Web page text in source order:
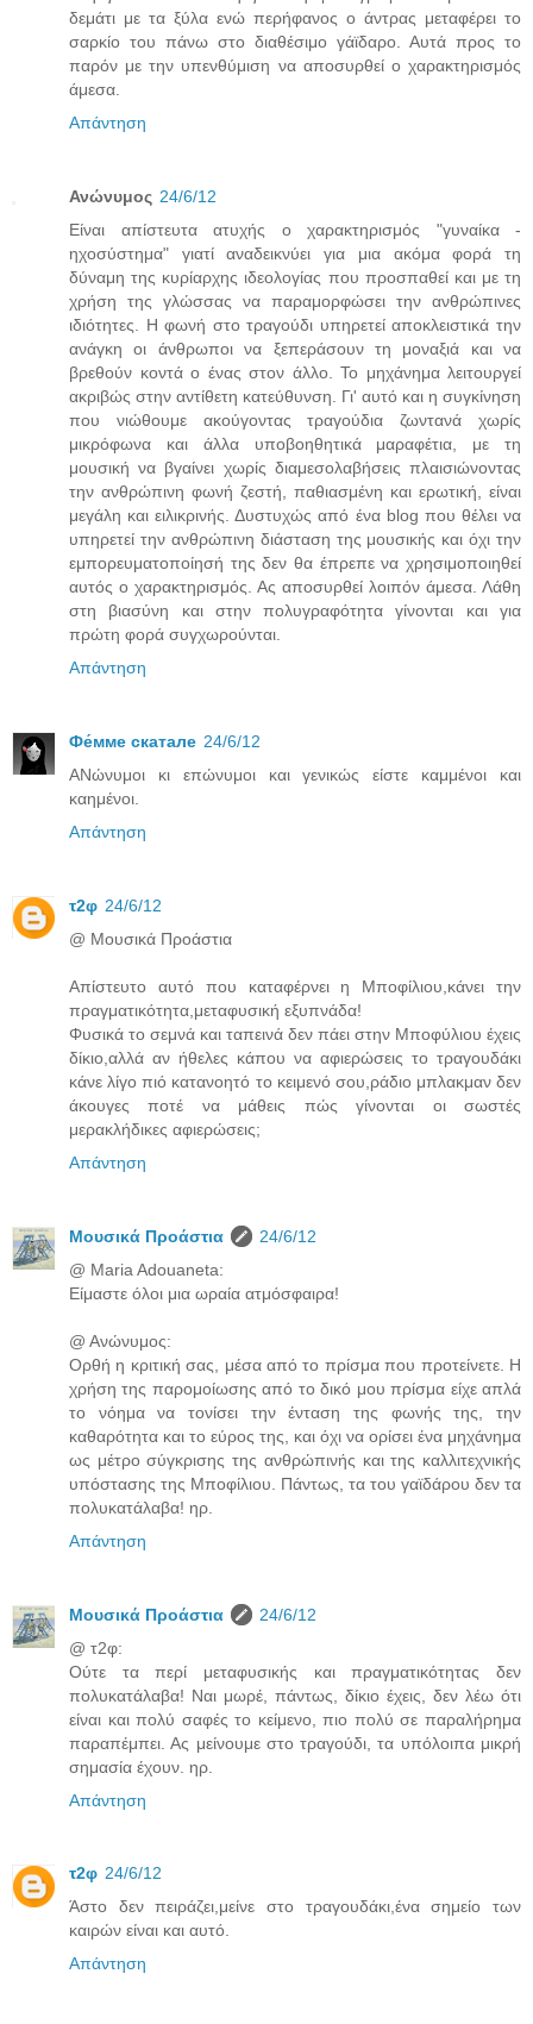
δεμάτι με τα ξύλα ενώ περήφανος ο άντρας μεταφέρει το
σαρκίο του πάνω στο διαθέσιμο γάϊδαρο. Αυτά προς το
παρόν με την υπενθύμιση να αποσυρθεί ο χαρακτηρισμός
άμεσα.
Απάντηση
Ανώνυμος 24/6/12
Είναι απίστευτα ατυχής ο χαρακτηρισμός "γυναίκα -
ηχοσύστημα" γιατί αναδεικνύει για μια ακόμα φορά τη
δύναμη της κυρίαρχης ιδεολογίας που προσπαθεί και με τη
χρήση της γλώσσας να παραμορφώσει την ανθρώπινες
ιδιότητες. Η φωνή στο τραγούδι υπηρετεί αποκλειστικά την
ανάγκη οι άνθρωποι να ξεπεράσουν τη μοναξιά και να
βρεθούν κοντά ο ένας στον άλλο. Το μηχάνημα λειτουργεί
ακριβώς στην αντίθετη κατεύθυνση. Γι' αυτό και η συγκίνηση
που νιώθουμε ακούγοντας τραγούδια ζωντανά χωρίς
μικρόφωνα και άλλα υποβοηθητικά μαραφέτια, με τη
μουσική να βγαίνει χωρίς διαμεσολαβήσεις πλαισιώνοντας
την ανθρώπινη φωνή ζεστή, παθιασμένη και ερωτική, είναι
μεγάλη και ειλικρινής. Δυστυχώς από ένα blog που θέλει να
υπηρετεί την ανθρώπινη διάσταση της μουσικής και όχι την
εμπορευματοποίησή της δεν θα έπρεπε να χρησιμοποιηθεί
αυτός ο χαρακτηρισμός. Ας αποσυρθεί λοιπόν άμεσα. Λάθη
στη βιασύνη και στην πολυγραφότητα γίνονται και για
πρώτη φορά συγχωρούνται.
Απάντηση
Фе́ммe скатале 24/6/12
ΑΝώνυμοι κι επώνυμοι και γενικώς είστε καμμένοι και
καημένοι.
Απάντηση
τ2φ 24/6/12
@ Μουσικά Προάστια
Απίστευτο αυτό που καταφέρνει η Μποφίλιου,κάνει την
πραγματικότητα,μεταφυσική εξυπνάδα!
Φυσικά το σεμνά και ταπεινά δεν πάει στην Μποφύλιου έχεις
δίκιο,αλλά αν ήθελες κάπου να αφιερώσεις το τραγουδάκι
κάνε λίγο πιό κατανοητό το κειμενό σου,ράδιο μπλακμαν δεν
άκουγες ποτέ να μάθεις πώς γίνονται οι σωστές
μερακλήδικες αφιερώσεις;
Απάντηση
Μουσικά Προάστια
24/6/12
@ Maria Adouaneta:
Είμαστε όλοι μια ωραία ατμόσφαιρα!
@ Ανώνυμος:
Ορθή η κριτική σας, μέσα από το πρίσμα που προτείνετε. Η
χρήση της παρομοίωσης από το δικό μου πρίσμα είχε απλά
το νόημα να τονίσει την ένταση της φωνής της, την
καθαρότητα και το εύρος της, και όχι να ορίσει ένα μηχάνημα
ως μέτρο σύγκρισης της ανθρώπινής και της καλλιτεχνικής
υπόστασης της Μποφίλιου. Πάντως, τα του γαϊδάρου δεν τα
πολυκατάλαβα! ηρ.
Απάντηση
Μουσικά Προάστια
24/6/12
@ τ2φ:
Ούτε τα περί μεταφυσικής και πραγματικότητας δεν
πολυκατάλαβα! Ναι μωρέ, πάντως, δίκιο έχεις, δεν λέω ότι
είναι και πολύ σαφές το κείμενο, πιο πολύ σε παραλήρημα
παραπέμπει. Ας μείνουμε στο τραγούδι, τα υπόλοιπα μικρή
σημασία έχουν. ηρ.
Απάντηση
τ2φ 24/6/12
Άστο δεν πειράζει,μείνε στο τραγουδάκι,ένα σημείο των
καιρών είναι και αυτό.
Απάντηση